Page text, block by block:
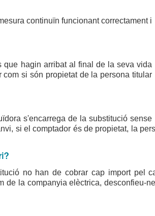
continuïn funcionant correctament i
que hagin arribat al final de la seva vida
si són propietat de la persona titular
s'encarrega de la substitució sense
si el comptador és de propietat, la
no han de cobrar cap import pel
de la companyia elèctrica, desconfieu-